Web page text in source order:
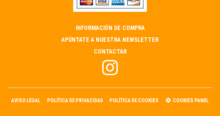
INFORMACIÓN DE COMPRA
APÚNTATE A NUESTRA NEWSLETTER
CONTACTAR
AVISO LEGAL POLÍTICA DE PRIVACIDAD POLÍTICA DE COOKIES COOKIES PANEL